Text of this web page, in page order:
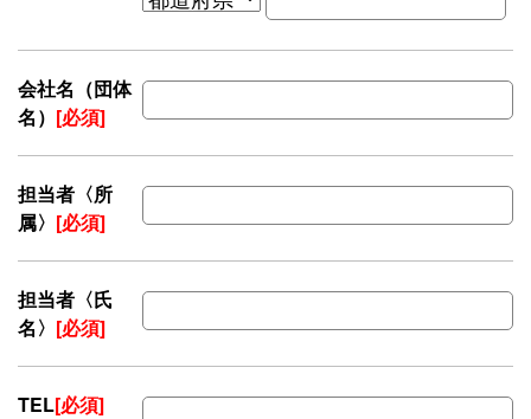
会社名（団体
名） [必須]
担当者〈所
属〉 [必須]
担当者〈氏
名〉 [必須]
TEL[必須]